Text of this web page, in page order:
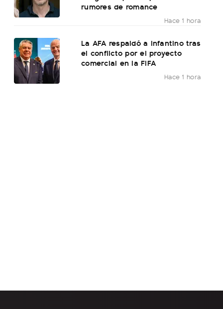
rumores de romance
Hace 1 hora
La AFA respaldó a Infantino tras
el conflicto por el proyecto
comercial en la FIFA
Hace 1 hora